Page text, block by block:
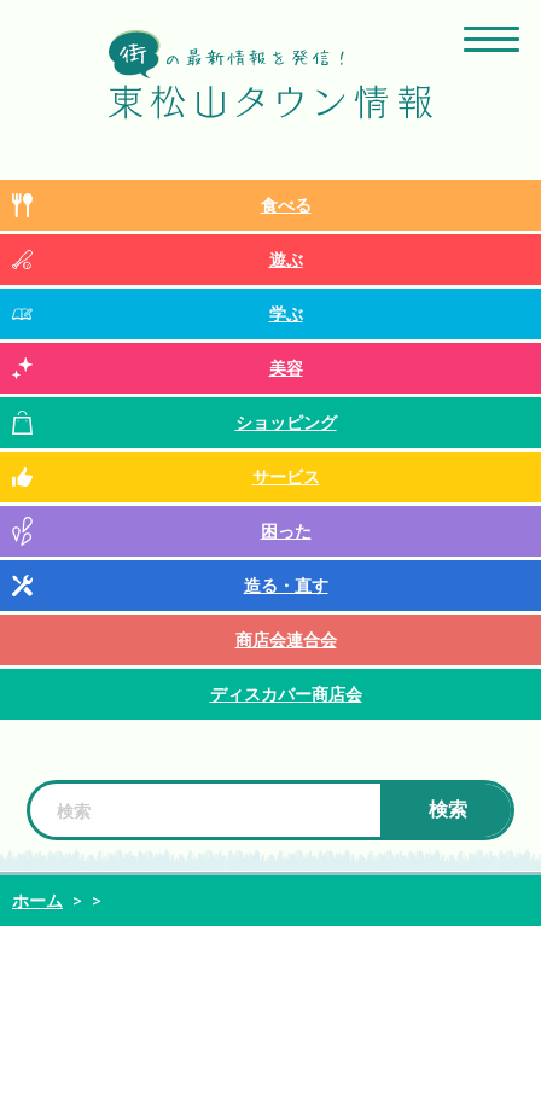
食べる
遊ぶ
学ぶ
美容
ショッピング
サービス
困った
造る・直す
商店会連合会
ディスカバー商店会
検索
ホーム > >